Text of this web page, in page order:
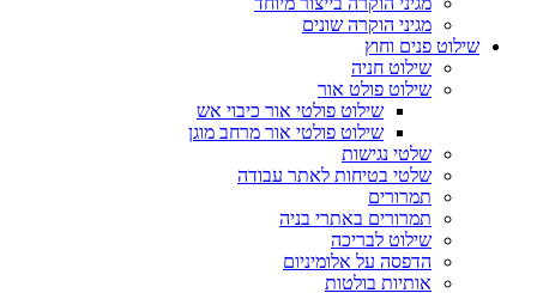
מגיני הוקרה שונים
שילוט פנים וחוץ
שילוט חניה
שילוט פולט אור
שילוט פולטי אור כיבוי אש
שילוט פולטי אור מרחב מוגן
שלטי נגישות
שלטי בטיחות לאתר עבודה
תמרורים
תמרורים באתרי בניה
שילוט לבריכה
הדפסה על אלומיניום
אותיות בולטות